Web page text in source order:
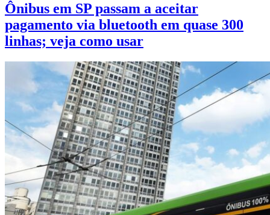
Ônibus em SP passam a aceitar
pagamento via bluetooth em quase 300
linhas; veja como usar